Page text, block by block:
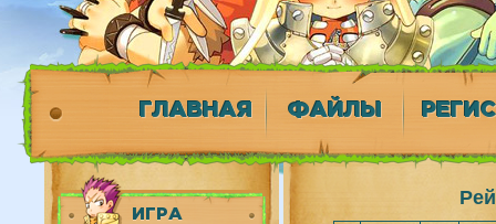
ГЛАВНАЯ ФАЙЛЫ
ИГРА